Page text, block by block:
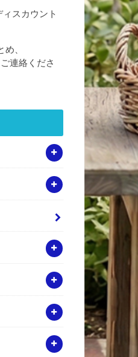
ィスカウント
、
連絡くださ